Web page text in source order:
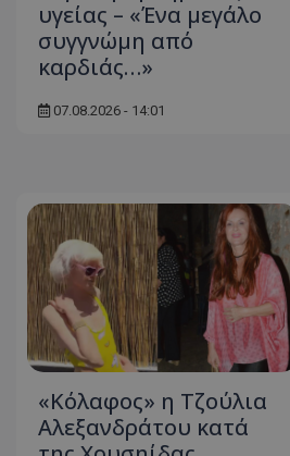
υγείας – «Ένα μεγάλο
συγγνώμη από
καρδιάς…»
07.08.2026 - 14:01
«Κόλαφος» η Τζούλια
Αλεξανδράτου κατά